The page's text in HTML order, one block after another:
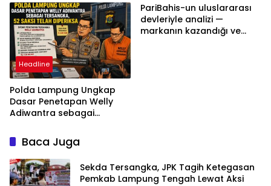
Berdasarkan Aturan,
Bukan Tekanan Opini
Headline
Polda Lampung Ungkap
Dasar Penetapan Welly
Adiwantra sebagai
Diperiksa
PariBahis-un uluslararası
devleriyle analizi —
markanın kazandığı ve
Baca Juga
Sekda Tersangka, JPK Tagih Ketegasan
Pemkab Lampung Tengah Lewat Aksi